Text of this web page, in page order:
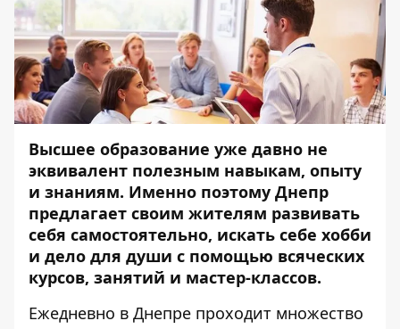
Высшее образование уже давно не
эквивалент полезным навыкам, опыту
и знаниям. Именно поэтому Днепр
предлагает своим жителям развивать
себя самостоятельно, искать себе хобби
и дело для души с помощью всяческих
курсов, занятий и мастер-классов.
Ежедневно в Днепре проходит множество